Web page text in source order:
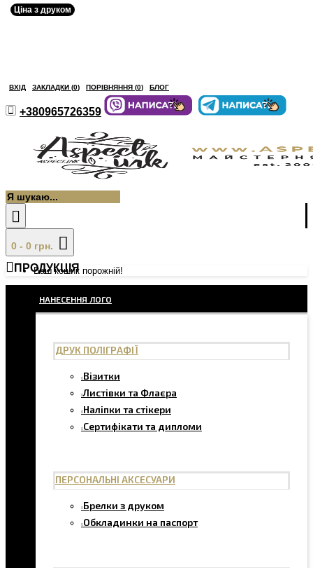
ВХІД ЗАКЛАДКИ (0) ПОРІВНЯННЯ (0) БЛОГ
+380965726359
0 - 0 грн.
Ваш кошик порожній!
ПРОДУКЦІЯ
НАНЕСЕННЯ ЛОГО
ДРУК ПОЛІГРАФІЇ
Візитки
Листівки та Флаєра
Наліпки та стікери
Сертифікати та дипломи
ПЕРСОНАЛЬНІ АКСЕСУАРИ
Брелки з друком
Обкладинки на паспорт
Ціна з друком